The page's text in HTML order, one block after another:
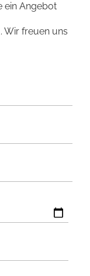
ein Angebot
Wir freuen uns